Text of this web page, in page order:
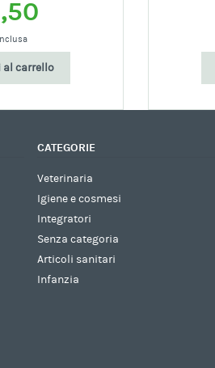
al carrello
CATEGORIE
Veterinaria
Igiene e cosmesi
Integratori
Senza categoria
Articoli sanitari
Infanzia